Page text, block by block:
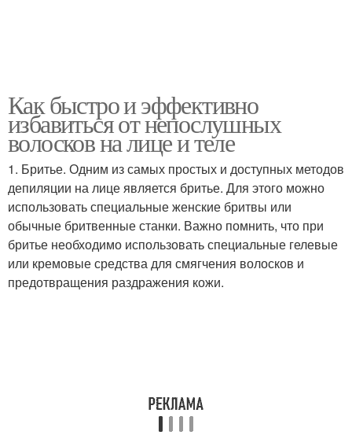
Как быстро и эффективно
избавиться от непослушных
волосков на лице и теле
1. Бритье. Одним из самых простых и доступных методов
депиляции на лице является бритье. Для этого можно
использовать специальные женские бритвы или
обычные бритвенные станки. Важно помнить, что при
бритье необходимо использовать специальные гелевые
или кремовые средства для смягчения волосков и
предотвращения раздражения кожи.